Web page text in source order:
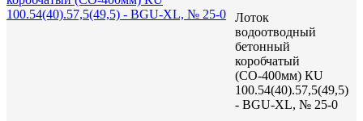
Заказать
Лоток
водоотводный
бетонный
коробчатый
(СО-400мм) КU
100.54(40).57,5(49,5)
- BGU-XL, № 25-0